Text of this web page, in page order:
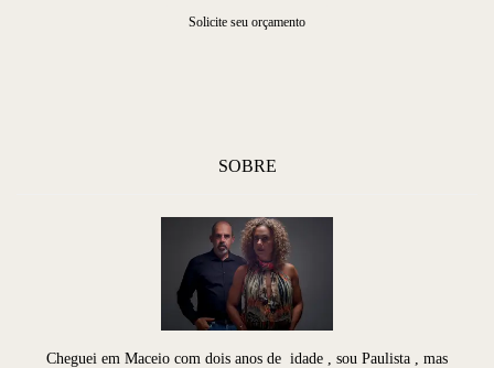
Solicite seu orçamento
SOBRE
Cheguei em Maceio com dois anos de idade , sou Paulista , mas